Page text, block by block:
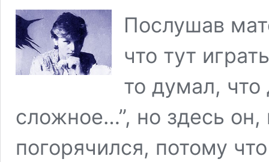
Послушав
что тут
то думал, что
сложное…”, но здесь он,
погорячился, потому